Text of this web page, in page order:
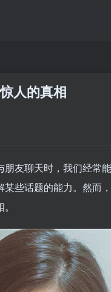
人的真相
友聊天时，我们经常
些话题的能力。然而